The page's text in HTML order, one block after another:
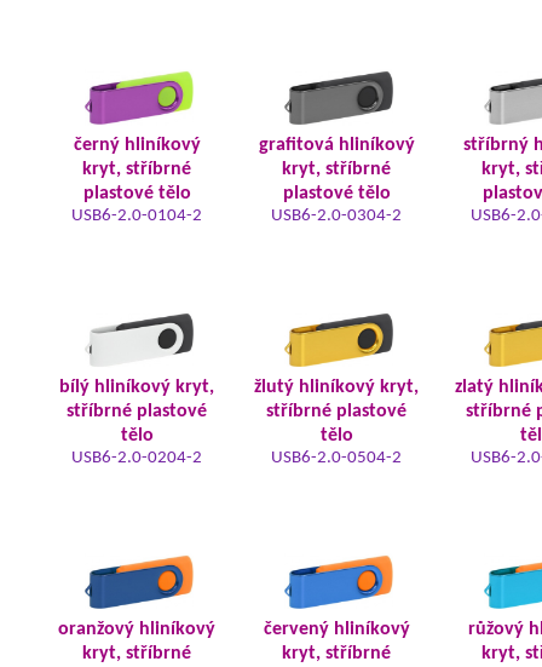
černý hliníkový
kryt, stříbrné
plastové tělo
USB6-2.0-0104-2
grafitová hliníkový
kryt, stříbrné
plastové tělo
USB6-2.0-0304-2
stříbrný
kryt,
USB6-
bílý hliníkový kryt,
stříbrné plastové
tělo
USB6-2.0-0204-2
žlutý hliníkový kryt,
stříbrné plastové
tělo
USB6-2.0-0504-2
zlatý
stříbrné
USB6-
oranžový hliníkový
kryt, stříbrné
červený hliníkový
kryt, stříbrné
růžový
kryt,